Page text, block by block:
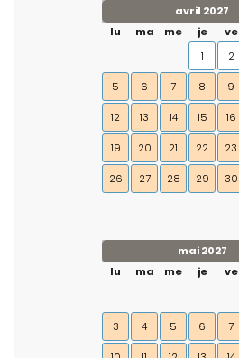
avril 2027
lu
ma me je ve
1
2
5 6 7 8 9
12 13 14 15 16
19 20 21 22 23
26 27 28 29 30
mai 2027
lu
ma me je ve
3 4 5 6 7